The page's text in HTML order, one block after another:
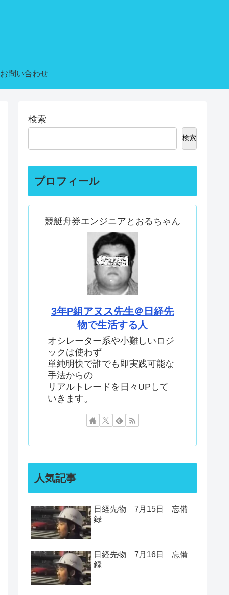
お問い合わせ
検索
検索
プロフィール
競艇舟券エンジニアとおるちゃん
3年P組アヌス先生＠日経先
物で生活する人
オシレーター系や小難しいロジ
ックは使わず
単純明快で誰でも即実践可能な
手法からの
リアルトレードを日々UPして
いきます。
人気記事
日経先物 7月15日 忘備
録
日経先物 7月16日 忘備
録